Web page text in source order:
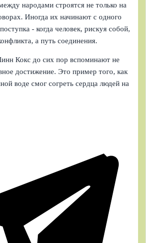
народами строятся не только на
Иногда их начинают с одного
- когда человек, рискуя собой,
а путь соединения.
Кокс до сих пор вспоминают не
достижение. Это пример того, как
воде смог согреть сердца людей на